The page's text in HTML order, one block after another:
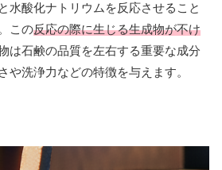
水酸化ナトリウムを反応させること
この反応の際に生じる生成物が不け
は石鹸の品質を左右する重要な成分
や洗浄力などの特徴を与えます。